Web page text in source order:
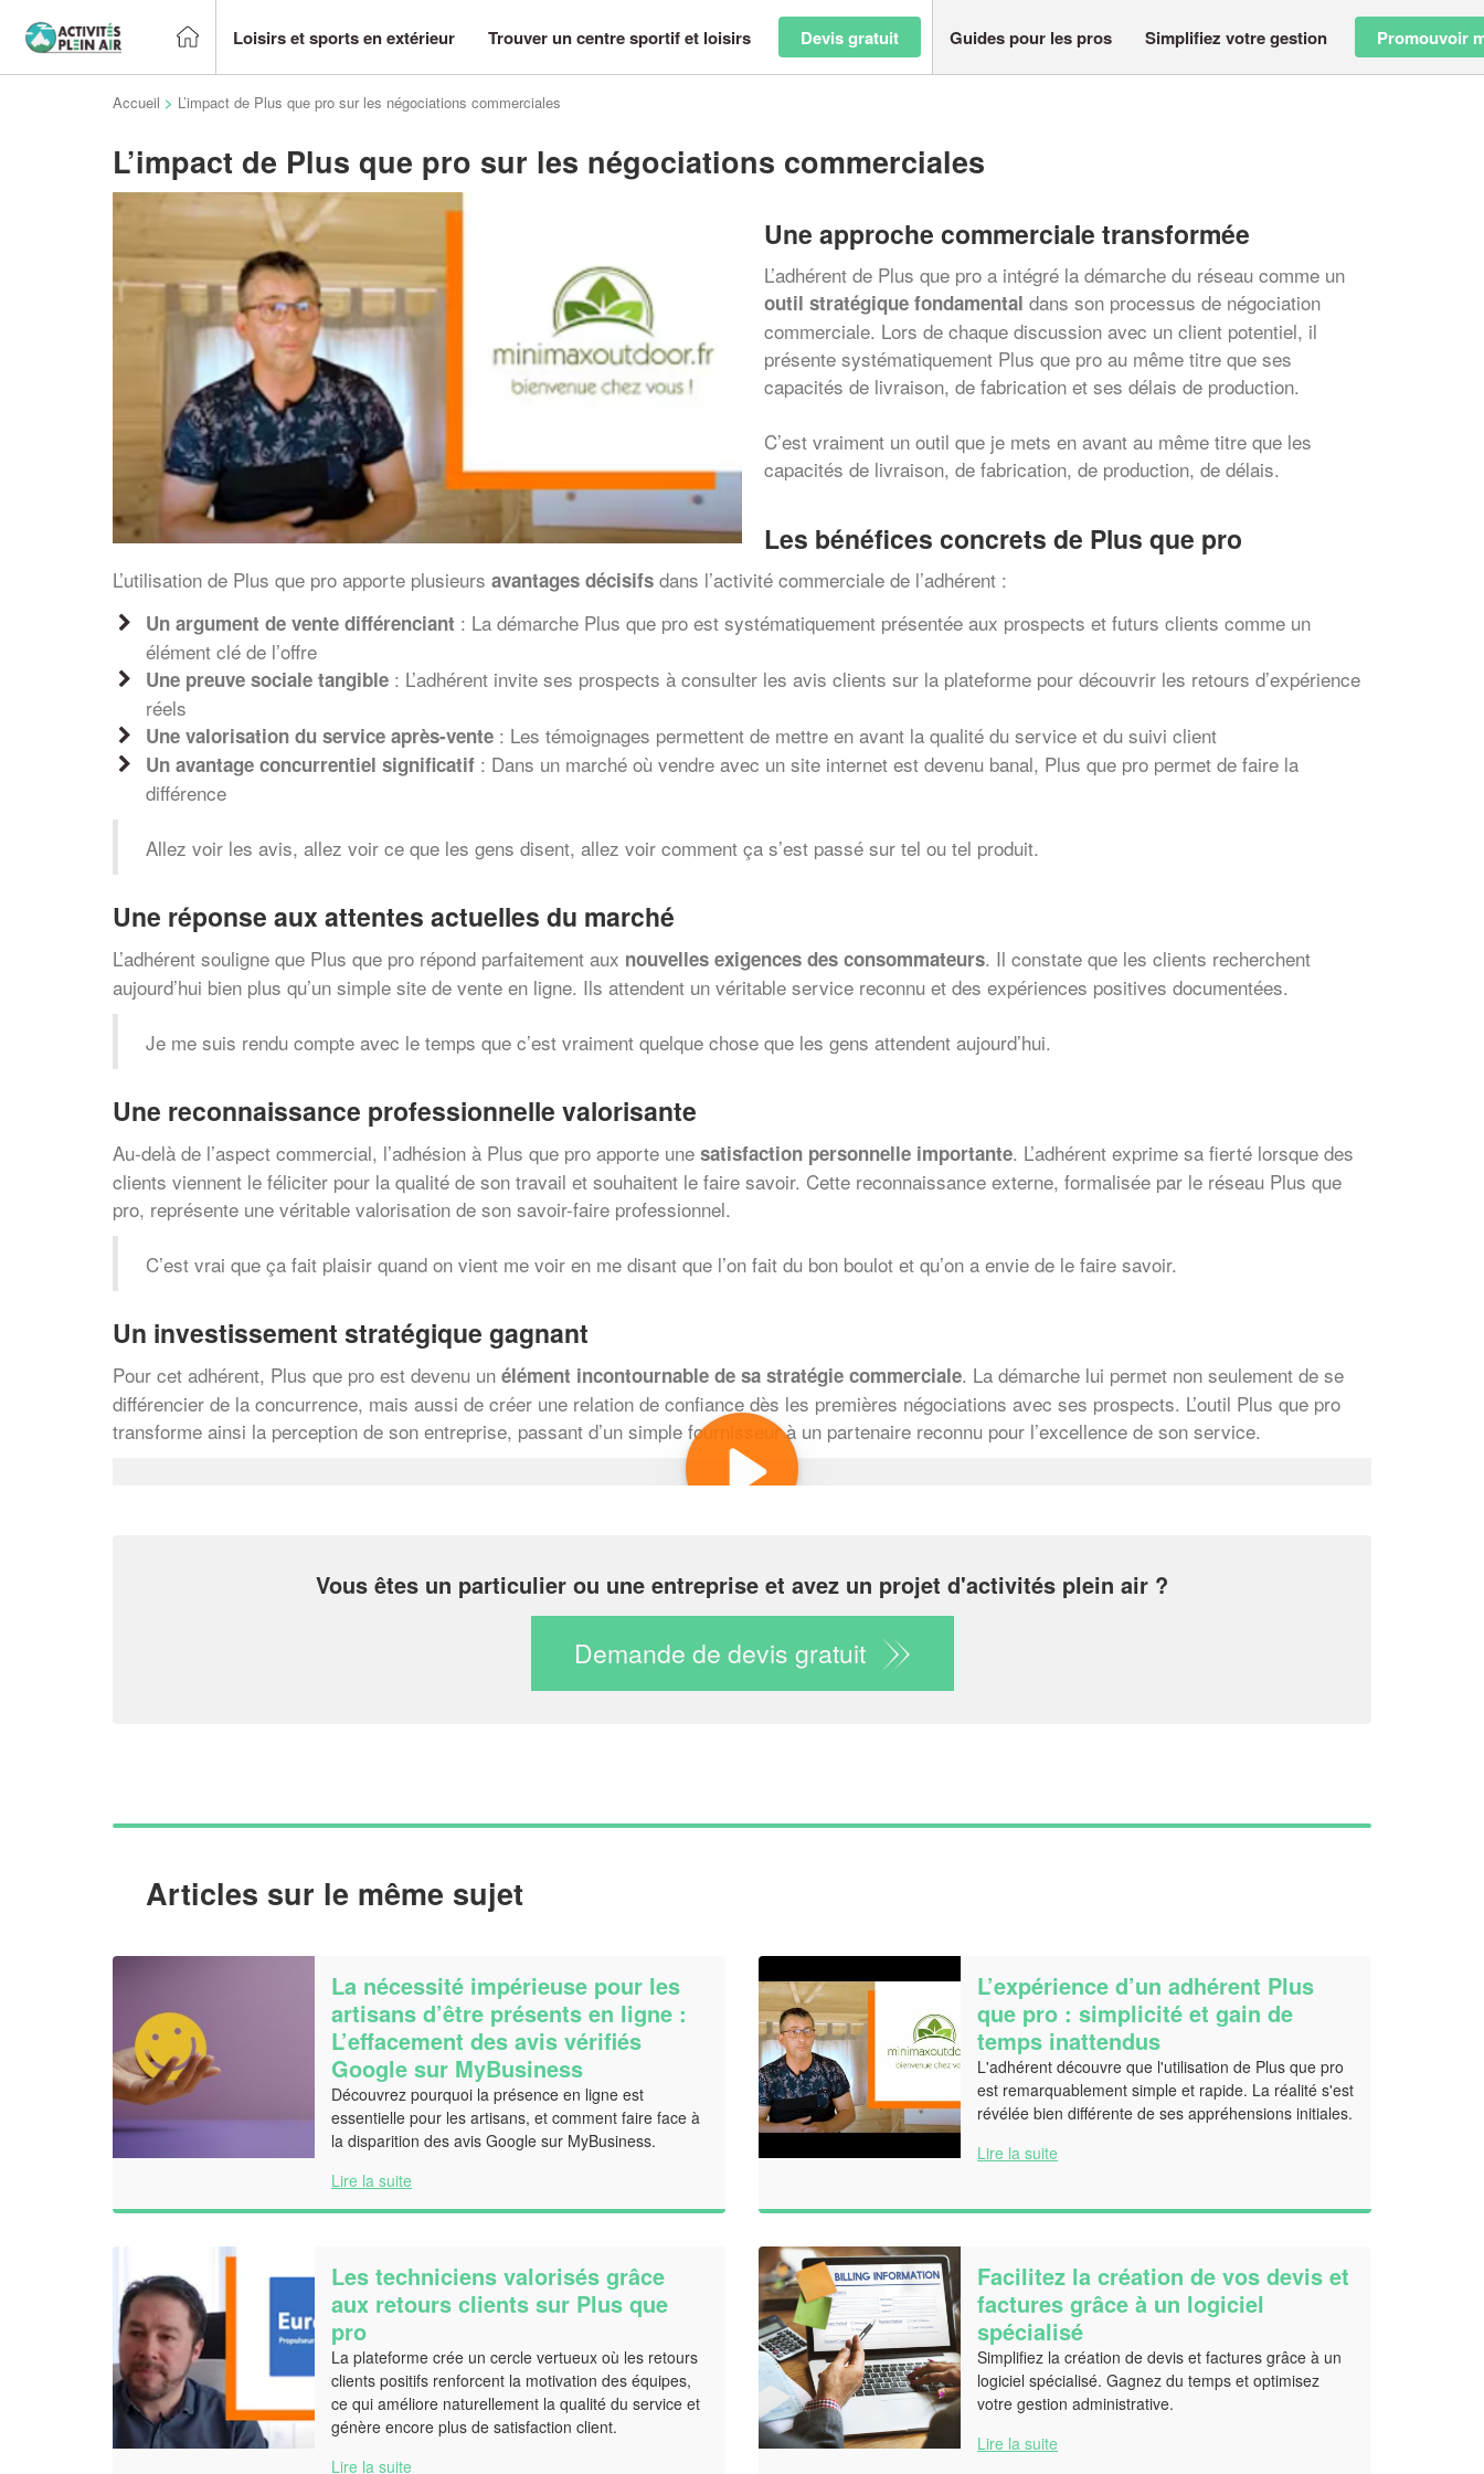
Loisirs et sports en extérieur Trouver un centre sportif et loisirs Devis gratuit Guides pour les pros Simplifiez votre gestion Promouvoir
Accueil > L’impact de Plus que pro sur les négociations commerciales
L’impact de Plus que pro sur les négociations commerciales
Une approche commerciale transformée
L’adhérent de Plus que pro a intégré la démarche du réseau comme un
outil stratégique fondamental dans son processus de négociation
commerciale. Lors de chaque discussion avec un client potentiel, il
présente systématiquement Plus que pro au même titre que ses
capacités de livraison, de fabrication et ses délais de production.
C’est vraiment un outil que je mets en avant au même titre que les
capacités de livraison, de fabrication, de production, de délais.
Les bénéfices concrets de Plus que pro
L’utilisation de Plus que pro apporte plusieurs avantages décisifs dans l’activité commerciale de l’adhérent :
Un argument de vente différenciant : La démarche Plus que pro est systématiquement présentée aux prospects et futurs clients comme un
élément clé de l’offre
Une preuve sociale tangible : L’adhérent invite ses prospects à consulter les avis clients sur la plateforme pour découvrir les retours d’expérience
réels
Une valorisation du service après-vente : Les témoignages permettent de mettre en avant la qualité du service et du suivi client
Un avantage concurrentiel significatif : Dans un marché où vendre avec un site internet est devenu banal, Plus que pro permet de faire la
différence
Allez voir les avis, allez voir ce que les gens disent, allez voir comment ça s’est passé sur tel ou tel produit.
Une réponse aux attentes actuelles du marché
L’adhérent souligne que Plus que pro répond parfaitement aux nouvelles exigences des consommateurs. Il constate que les clients recherchent
aujourd’hui bien plus qu’un simple site de vente en ligne. Ils attendent un véritable service reconnu et des expériences positives documentées.
Je me suis rendu compte avec le temps que c’est vraiment quelque chose que les gens attendent aujourd’hui.
Une reconnaissance professionnelle valorisante
Au-delà de l’aspect commercial, l’adhésion à Plus que pro apporte une satisfaction personnelle importante. L’adhérent exprime sa fierté lorsque des
clients viennent le féliciter pour la qualité de son travail et souhaitent le faire savoir. Cette reconnaissance externe, formalisée par le réseau Plus que
pro, représente une véritable valorisation de son savoir-faire professionnel.
C’est vrai que ça fait plaisir quand on vient me voir en me disant que l’on fait du bon boulot et qu’on a envie de le faire savoir.
Un investissement stratégique gagnant
Pour cet adhérent, Plus que pro est devenu un élément incontournable de sa stratégie commerciale. La démarche lui permet non seulement de se
différencier de la concurrence, mais aussi de créer une relation de confiance dès les premières négociations avec ses prospects. L’outil Plus que pro
transforme ainsi la perception de son entreprise, passant d’un simple fournisseur à un partenaire reconnu pour l’excellence de son service.
Vous êtes un particulier ou une entreprise et avez un projet d'activités plein air ?
Demande de devis gratuit
Articles sur le même sujet
La nécessité impérieuse pour les
artisans d’être présents en ligne :
L’effacement des avis vérifiés
Google sur MyBusiness
Découvrez pourquoi la présence en ligne est
essentielle pour les artisans, et comment faire face à
la disparition des avis Google sur MyBusiness.
Lire la suite
L’expérience d’un adhérent Plus
que pro : simplicité et gain de
temps inattendus
L'adhérent découvre que l'utilisation de Plus que pro
est remarquablement simple et rapide. La réalité s'est
révélée bien différente de ses appréhensions initiales.
Lire la suite
Les techniciens valorisés grâce
aux retours clients sur Plus que
pro
La plateforme crée un cercle vertueux où les retours
clients positifs renforcent la motivation des équipes,
ce qui améliore naturellement la qualité du service et
génère encore plus de satisfaction client.
Lire la suite
Facilitez la création de vos devis et
factures grâce à un logiciel
spécialisé
Simplifiez la création de devis et factures grâce à un
logiciel spécialisé. Gagnez du temps et optimisez
votre gestion administrative.
Lire la suite
Vous êtes un
professionnel ?